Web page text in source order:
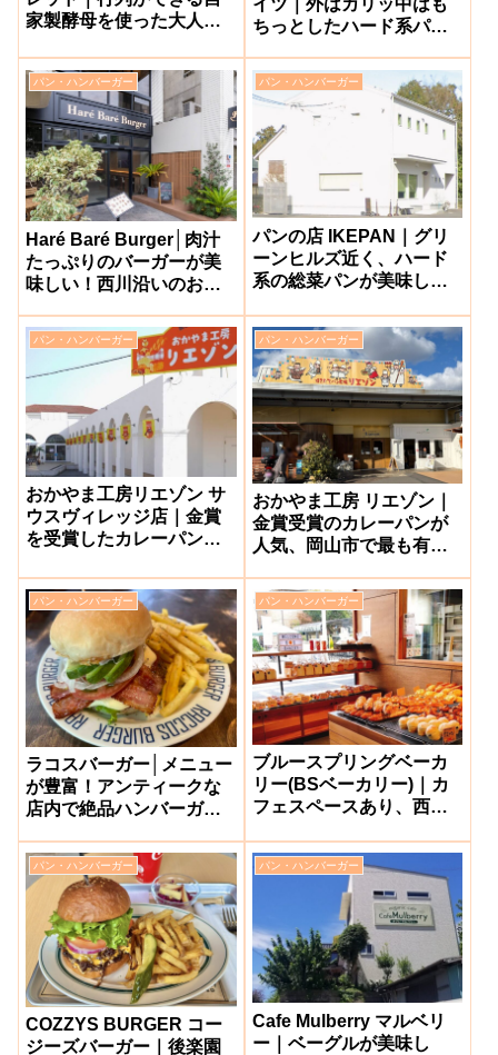
家製酵母を使った大人気
社市】
ちっとしたハード系パン
江】
パン・ハンバーガー
Haré Baré Burger│肉汁
たっぷりのバーガーが美
味しい！西川沿いのお洒
パン・ハンバーガー
パンの店 IKEPAN｜グリ
ーンヒルズ近く、ハード
系の総菜パンが美味しい
市】
パン・ハンバーガー
おかやま工房リエゾン サ
ウスヴィレッジ店｜金賞
を受賞したカレーパンが
【岡山市南区】
パン・ハンバーガー
おかやま工房 リエゾン｜
金賞受賞のカレーパンが
人気、岡山市で最も有名
中】
パン・ハンバーガー
ラコスバーガー│メニュー
が豊富！アンティークな
店内で絶品ハンバーガー
磨屋町】
パン・ハンバーガー
ブルースプリングベーカ
リー(BSベーカリー)｜カ
フェスペースあり、西海
ン屋【和気町】
パン・ハンバーガー
COZZYS BURGER コー
ジーズバーガー｜後楽園
パン・ハンバーガー
Cafe Mulberry マルベリ
ー｜ベーグルが美味し